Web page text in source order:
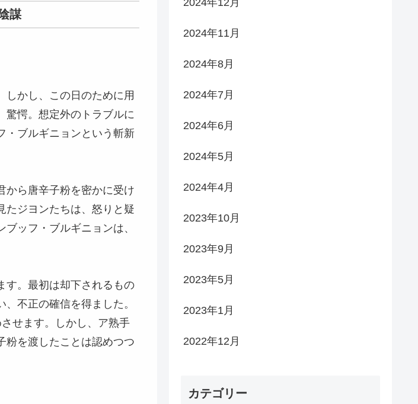
謀
しかし、この日のために用
驚愕。想定外のトラブルに
・ブルギニョンという斬新
から唐辛子粉を密かに受け
たジヨンたちは、怒りと疑
ッフ・ブルギニョンは、
す。最初は却下されるもの
不正の確信を得ました。
せます。しかし、ア熟手
粉を渡したことは認めつつ
2024年12月
2024年11月
2024年8月
2024年7月
2024年6月
2024年5月
2024年4月
2023年10月
2023年9月
2023年5月
2023年1月
2022年12月
カテゴリー